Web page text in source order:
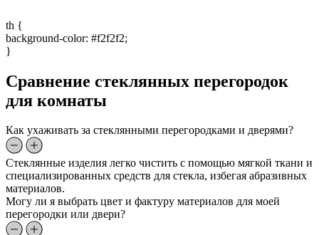
th {
background-color: #f2f2f2;
}
Сравнение стеклянных перегородок
для комнаты
Как ухаживать за стеклянными перегородками и дверями?
Стеклянные изделия легко чистить с помощью мягкой ткани и
специализированных средств для стекла, избегая абразивных
материалов.
Могу ли я выбрать цвет и фактуру материалов для моей
перегородки или двери?